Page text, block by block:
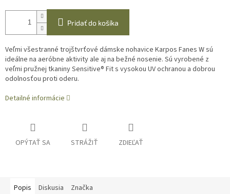
Pridať do košíka
Veľmi všestranné trojštvrťové dámske nohavice Karpos Fanes W sú
ideálne na aeróbne aktivity ale aj na bežné nosenie. Sú vyrobené z
veľmi pružnej tkaniny Sensitive® Fit s vysokou UV ochranou a dobrou
odolnosťou proti oderu.
Detailné informácie
OPÝTAŤ SA STRÁŽIŤ ZDIEĽAŤ
Popis Diskusia Značka